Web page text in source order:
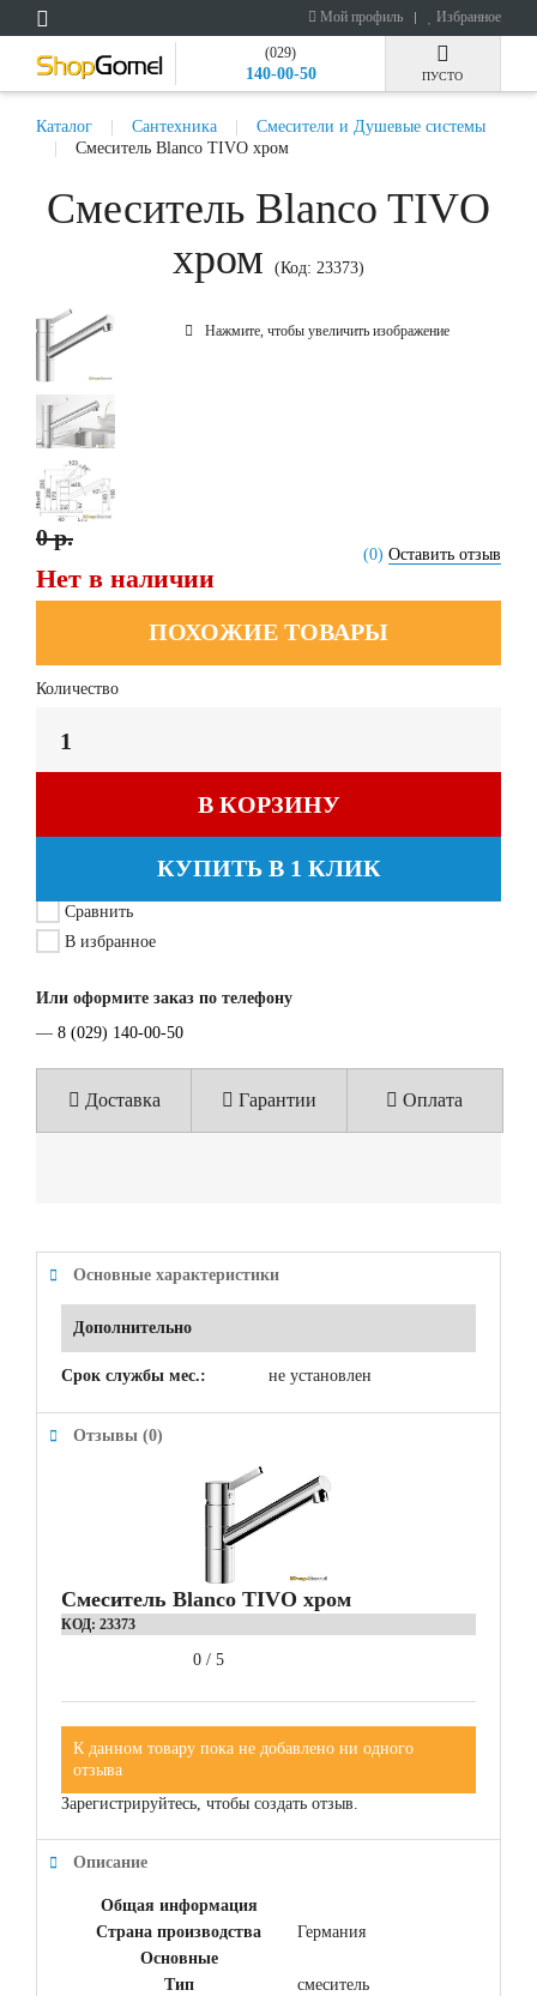
Мой профиль Избранное
(029)
140-00-50 ПУСТО
Каталог Сантехника
Смесители и Душевые системы
Смеситель Blanco TIVO хром
Смеситель Blanco TIVO
хром
(Код: 23373)
Нажмите, чтобы увеличить изображение
(0) Оставить отзыв
0 р.
Нет в наличии
ПОХОЖИЕ ТОВАРЫ
Количество
В КОРЗИНУ
КУПИТЬ В 1 КЛИК
Сравнить
В избранное
Или оформите заказ по телефону
— 8 (029) 140-00-50
Доставка Гарантии Оплата
Основные характеристики
Дополнительно
Срок службы мес.: не установлен
Отзывы (0)
Смеситель Blanco TIVO хром
КОД: 23373
0 / 5
К данном товару пока не добавлено ни одного
отзыва
Зарегистрируйтесь, чтобы создать отзыв.
Описание
Общая информация
Страна производства
Германия
Основные
Тип
смеситель